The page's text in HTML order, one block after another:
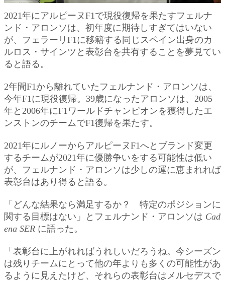
2021年にアルピーヌF1で現役復帰を果たすフェルナ
ンド・アロンソは、初年度に期待しすぎてはいない
が、フェラーリF1に移籍する同じスペイン出身のカ
ルロス・サインツと表彰台を共有することを夢見てい
ると語る。
2年間F1から離れていたフェルナンド・アロンソは、
今年F1に現役復帰。39歳になったアロンソは、2005
年と2006年にF1ワールドチャンピオンを獲得したエ
ンストンのチームでF1復帰を果たす。
2021年にルノーからアルピーヌF1へとブランド変更
するチームが2021年に優勝争いをする可能性は低い
が、フェルナンド・アロンソは少しの運に恵まれれば
表彰台はあり得ると語る。
「どんな結果なら満足するか？ 特定のポジションに
関する目標はない」とフェルナンド・アロンソは Cad
ena SER に語った。
「表彰台に上がれればうれしいだろうね。今シーズン
は残りチームにとって他の年よりも多くの可能性があ
るように見えたけど、それらの表彰台はメルセデスで